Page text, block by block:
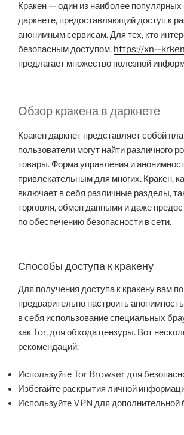
Кракен — один из наиболее популярных
даркнете, предоставляющий доступ к
анонимным сервисам. Для тех, кто
безопасным доступом, https://xn--
предлагает множество полезной
Обзор кракена в даркнете
Кракен даркнет представляет собой
пользователи могут найти различного
товары. Форма управления и
привлекательным для многих. Кракен,
включает в себя различные разделы,
торговля, обмен данными и даже
по обеспечению безопасности в сети.
Способы доступа к кракену
Для получения доступа к кракену вам
предварительно настроить
в себя использование специальных
как Tor, для обхода цензуры. Вот
рекомендаций:
Используйте Tor Browser для
Избегайте раскрытия личной
Используйте VPN для дополнительной